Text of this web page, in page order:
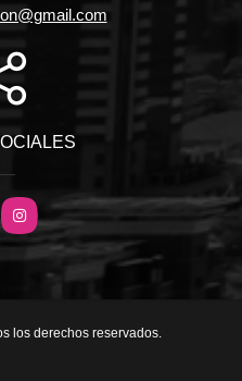
Instagram
los derechos reservados.